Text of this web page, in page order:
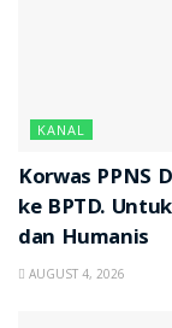
KANAL
Korwas PPNS
ke BPTD.
dan Humanis
AUGUST 4, 2026